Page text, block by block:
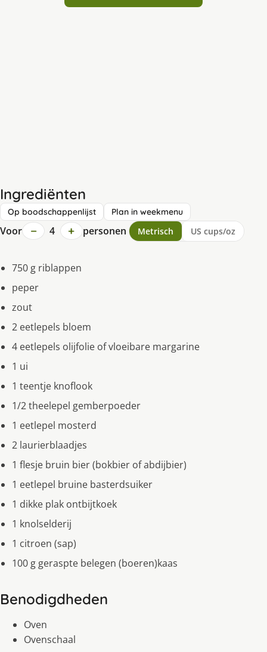
Ingrediënten
Op boodschappenlijst Plan in weekmenu
Voor − 4 + personen Metrisch US cups/oz
750 g riblappen
peper
zout
2 eetlepels bloem
4 eetlepels olijfolie of vloeibare margarine
1 ui
1 teentje knoflook
1/2 theelepel gemberpoeder
1 eetlepel mosterd
2 laurierblaadjes
1 flesje bruin bier (bokbier of abdijbier)
1 eetlepel bruine basterdsuiker
1 dikke plak ontbijtkoek
1 knolselderij
1 citroen (sap)
100 g geraspte belegen (boeren)kaas
Benodigdheden
Oven
Ovenschaal